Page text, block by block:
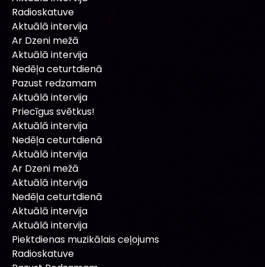
Radioskatuve
Aktuālā intervija
Ar Dzeni mežā
Aktuālā intervija
Nedēļa ceturtdienā
Pazust redzamam
Aktuālā intervija
Priecīgus svētkus!
Aktuālā intervija
Nedēļa ceturtdienā
Aktuālā intervija
Ar Dzeni mežā
Aktuālā intervija
Nedēļa ceturtdienā
Aktuālā intervija
Aktuālā intervija
Piektdienas muzikālais ceļojums
Radioskatuve